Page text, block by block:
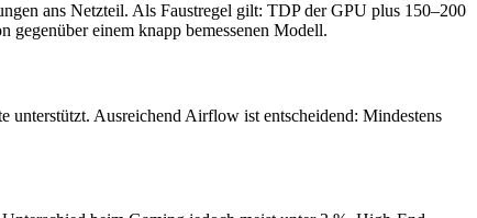
ans Netzteil. Als Faustregel gilt: TDP der GPU plus 150–200
einem knapp bemessenen Modell.
Ausreichend Airflow ist entscheidend: Mindestens